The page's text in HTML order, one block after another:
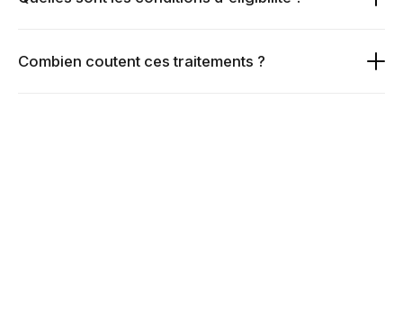
Combien coutent ces traitements ?